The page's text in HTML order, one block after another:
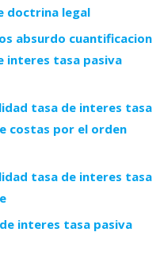
doctrina legal
absurdo cuantificacion
interes tasa pasiva
tasa de interes tasa
costas por el orden
tasa de interes tasa
interes tasa pasiva